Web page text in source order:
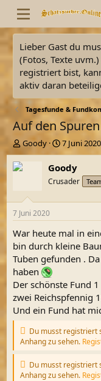
Lieber Gast du
(Fotos, Texte
registriert bist,
aktiv daran
Tagesfunde &
Auf den
E
r
s
e
r
Goody
E
r
s
e
t
a
m
7 Juni 2020
Goody
Crusader
7 Juni 2020
War heute mal in
bin durch kleine
Tuben gefunden .
haben
Der schönste Fund
zwei Reichspfennig
Und ein Fund hat
Du musst registriert
Anhang zu sehen.
Du musst registriert
Anhang zu sehen.